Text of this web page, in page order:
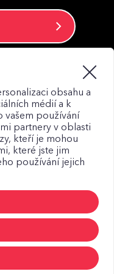
obsahu a
médií a k
vašem používání
partnery v oblasti
kteří je mohou
které jste jim
používání jejich